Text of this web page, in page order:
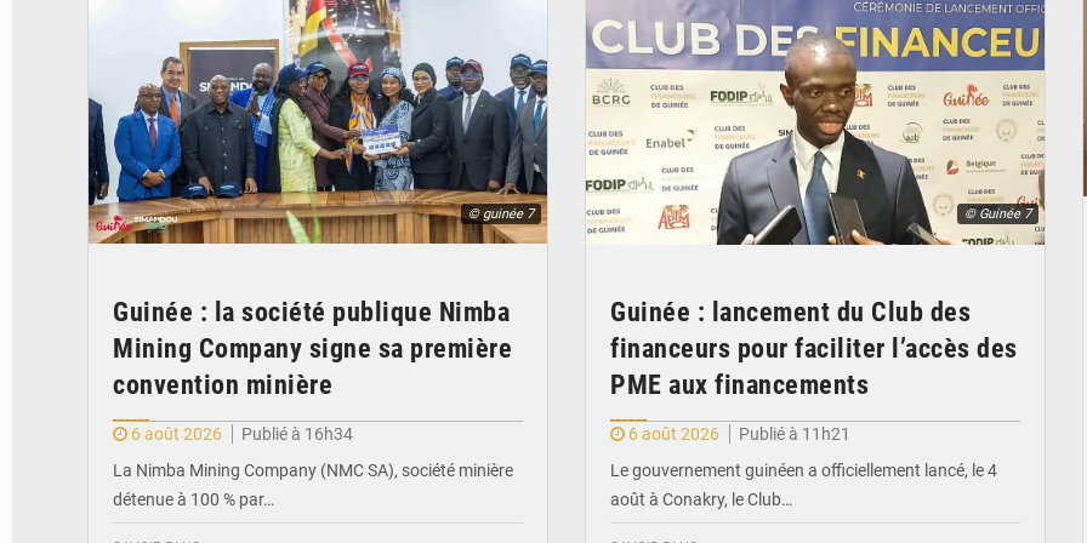
© guinée 7
Guinée : la société publique Nimba
Mining Company signe sa première
convention minière
6 août 2026
Publié à 16h34
La Nimba Mining Company (NMC SA), société minière
détenue à 100 % par…
© Guinée 7
Guinée : lancement du Club des
financeurs pour faciliter l’accès des
PME aux financements
6 août 2026
Publié à 11h21
Le gouvernement guinéen a officiellement lancé, le 4
août à Conakry, le Club…